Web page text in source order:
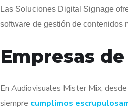
Las Soluciones Digital Signage
software de gestión de contenidos
Empresas
En Audiovisuales Mister Mix,
siempre cumplimos